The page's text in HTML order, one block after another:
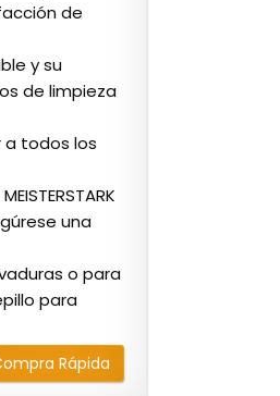
de
y su
de limpieza
a todos los
una
o para
para
Rápida